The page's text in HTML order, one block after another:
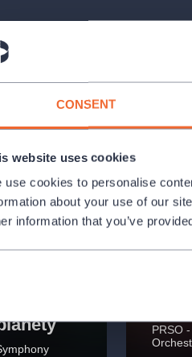
CONSENT
website uses cookies
use cookies to personalise
about your use of our
information that you’ve
like
R6
PRSO